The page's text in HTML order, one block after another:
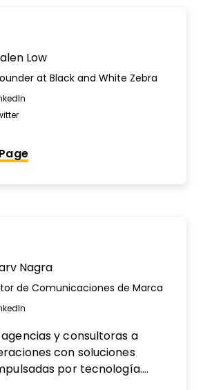
Low
at Black and White Zebra
new window
new window
Nagra
de Comunicaciones de Marca
new window
y consultoras a
con soluciones
por tecnología.